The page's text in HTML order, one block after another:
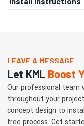
LEAVE A MESSAGE
Let KML Boost
Our professional team
throughout your
concept design to
free process. Get